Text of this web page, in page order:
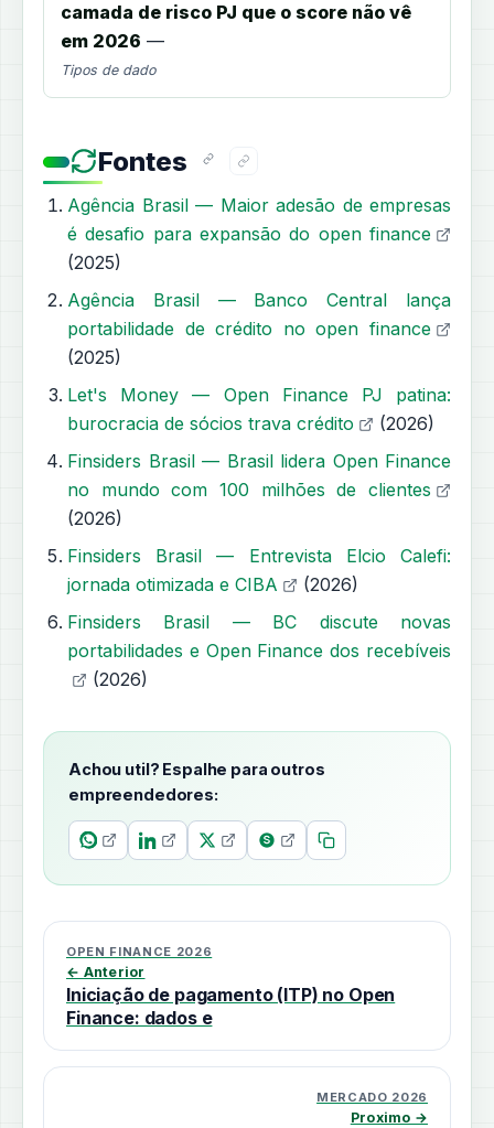
camada de risco PJ que o score não vê
em 2026 —
Tipos de dado
Fontes
Agência Brasil — Maior adesão de empresas
é desafio para expansão do open finance
(2025)
Agência Brasil — Banco Central lança
portabilidade de crédito no open finance
(2025)
Let's Money — Open Finance PJ patina:
burocracia de sócios trava crédito
(2026)
Finsiders Brasil — Brasil lidera Open Finance
no mundo com 100 milhões de clientes
(2026)
Finsiders Brasil — Entrevista Elcio Calefi:
jornada otimizada e CIBA
(2026)
Finsiders Brasil — BC discute novas
portabilidades e Open Finance dos recebíveis
(2026)
Achou util? Espalhe para outros
empreendedores:
OPEN FINANCE 2026
← Anterior
Iniciação de pagamento (ITP) no Open
Finance: dados e
MERCADO 2026
Proximo →